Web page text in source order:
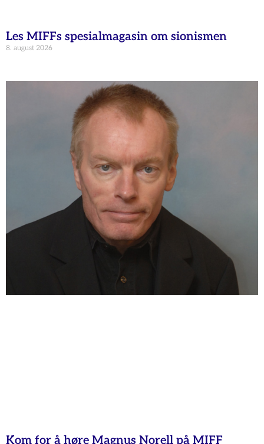
Les MIFFs spesialmagasin om sionismen
8. august 2026
Kom for å høre Magnus Norell på MIFF